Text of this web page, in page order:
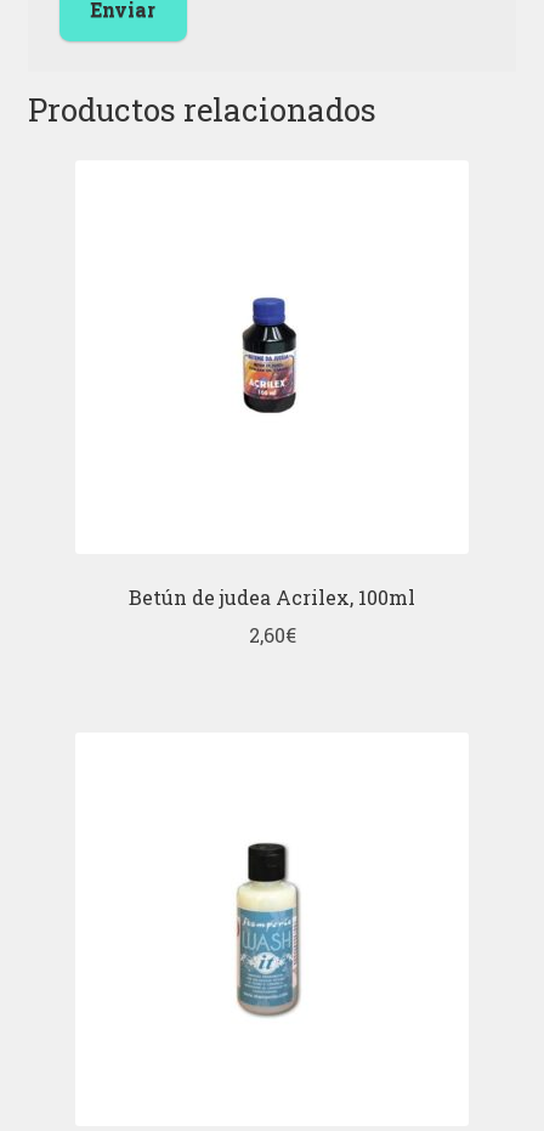
Productos relacionados
Betún de judea Acrilex, 100ml
2,60€